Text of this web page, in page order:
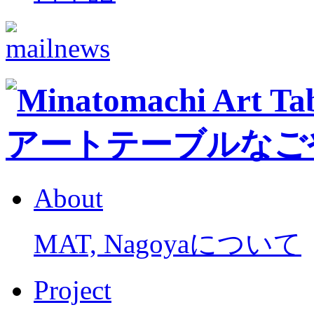
About
MAT, Nagoyaについて
Project